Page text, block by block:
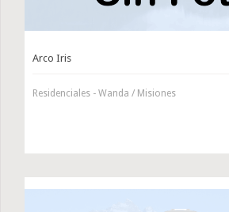
Arco Iris
Residenciales - Wanda / Misiones